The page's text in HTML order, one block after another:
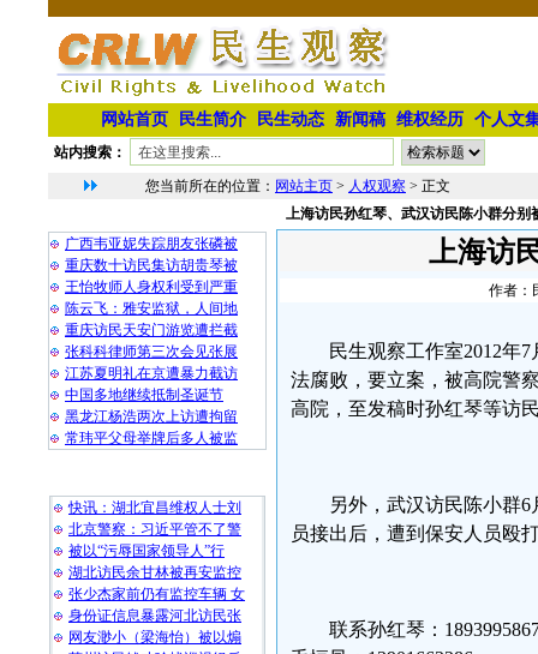
网站首页 民生简介 民生动态 新闻稿 维权经历 个人文
站内搜索：
您当前所在的位置： 网站主页 > 人权观察 > 正文
广西韦亚妮失踪朋友张磷被
重庆数十访民集访胡贵琴被
王怡牧师人身权利受到严重
陈云飞：雅安监狱，人间地
重庆访民天安门游览遭拦截
张科科律师第三次会见张展
江苏夏明礼在京遭暴力截访
中国多地继续抵制圣诞节
黑龙江杨浩两次上访遭拘留
常玮平父母举牌后多人被监
快讯：湖北宜昌维权人士刘
北京警察：习近平管不了警
被以“污辱国家领导人”行
湖北访民余甘林被再安监控
张少杰家前仍有监控车辆 女
身份证信息暴露河北访民张
网友渺小（梁海怡）被以煽
上海访民孙红琴、武汉访民陈小群分别
上海访
作者：
民生观察工作室2012年
法腐败，要立案，被高院警
高院，至发稿时孙红琴等访
另外，武汉访民陈小群
员接出后，遭到保安人员殴
联系孙红琴：